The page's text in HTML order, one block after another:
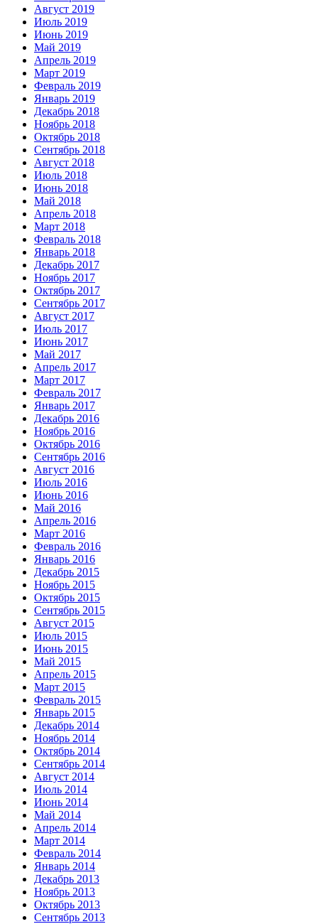
Август 2019
Июль 2019
Июнь 2019
Май 2019
Апрель 2019
Март 2019
Февраль 2019
Январь 2019
Декабрь 2018
Ноябрь 2018
Октябрь 2018
Сентябрь 2018
Август 2018
Июль 2018
Июнь 2018
Май 2018
Апрель 2018
Март 2018
Февраль 2018
Январь 2018
Декабрь 2017
Ноябрь 2017
Октябрь 2017
Сентябрь 2017
Август 2017
Июль 2017
Июнь 2017
Май 2017
Апрель 2017
Март 2017
Февраль 2017
Январь 2017
Декабрь 2016
Ноябрь 2016
Октябрь 2016
Сентябрь 2016
Август 2016
Июль 2016
Июнь 2016
Май 2016
Апрель 2016
Март 2016
Февраль 2016
Январь 2016
Декабрь 2015
Ноябрь 2015
Октябрь 2015
Сентябрь 2015
Август 2015
Июль 2015
Июнь 2015
Май 2015
Апрель 2015
Март 2015
Февраль 2015
Январь 2015
Декабрь 2014
Ноябрь 2014
Октябрь 2014
Сентябрь 2014
Август 2014
Июль 2014
Июнь 2014
Май 2014
Апрель 2014
Март 2014
Февраль 2014
Январь 2014
Декабрь 2013
Ноябрь 2013
Октябрь 2013
Сентябрь 2013